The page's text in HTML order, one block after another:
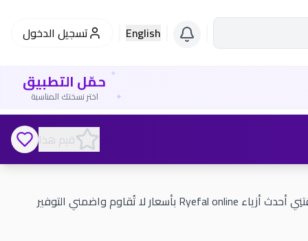
English تسجيل الدخول
حمّل التطبيق
اختر نسختك المناسبة
✦
✦
قيم هذا
كود خصم عبايات ريفال 2026 (G22) يوفر لكِ 10% فوراً على طلبك جددي إطلالتك الآن واقتنِي أحدث أزياء Ryefal online بأسعار لا تُقاوم واضمني التوفير